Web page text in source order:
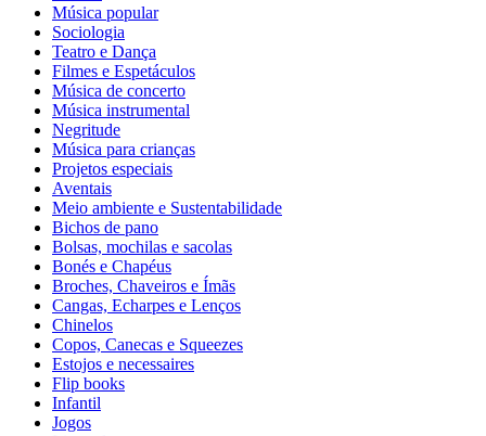
Música popular
Sociologia
Teatro e Dança
Filmes e Espetáculos
Música de concerto
Música instrumental
Negritude
Música para crianças
Projetos especiais
Aventais
Meio ambiente e Sustentabilidade
Bichos de pano
Bolsas, mochilas e sacolas
Bonés e Chapéus
Broches, Chaveiros e Ímãs
Cangas, Echarpes e Lenços
Chinelos
Copos, Canecas e Squeezes
Estojos e necessaires
Flip books
Infantil
Jogos